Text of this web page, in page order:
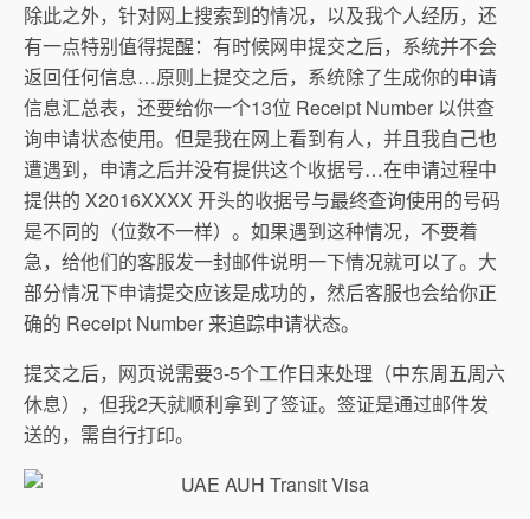
除此之外，针对网上搜索到的情况，以及我个人经历，还
有一点特别值得提醒：有时候网申提交之后，系统并不会
返回任何信息…原则上提交之后，系统除了生成你的申请
信息汇总表，还要给你一个13位 Receipt Number 以供查
询申请状态使用。但是我在网上看到有人，并且我自己也
遭遇到，申请之后并没有提供这个收据号…在申请过程中
提供的 X2016XXXX 开头的收据号与最终查询使用的号码
是不同的（位数不一样）。如果遇到这种情况，不要着
急，给他们的客服发一封邮件说明一下情况就可以了。大
部分情况下申请提交应该是成功的，然后客服也会给你正
确的 Receipt Number 来追踪申请状态。
提交之后，网页说需要3-5个工作日来处理（中东周五周六
休息），但我2天就顺利拿到了签证。签证是通过邮件发
送的，需自行打印。